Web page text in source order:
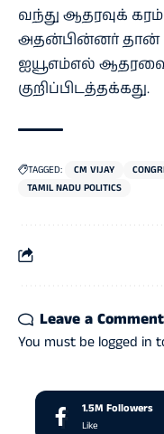
வந்து ஆதரவுக் கரம்
அதன்பின்னர் தான்
ஐயூஎம்எல்
குறிப்பிடத்தக்கது.
TAGGED: CM VIJAY
TAMIL NADU POLITICS
Leave a Comment
You must be logged in
1.5M Followers
Like